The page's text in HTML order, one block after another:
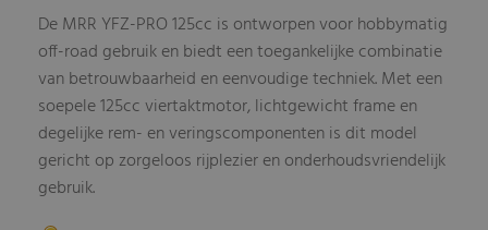
De MRR YFZ-PRO 125cc is ontworpen voor hobbymatig
off-road gebruik en biedt een toegankelijke combinatie
van betrouwbaarheid en eenvoudige techniek. Met een
soepele 125cc viertaktmotor, lichtgewicht frame en
degelijke rem- en veringscomponenten is dit model
gericht op zorgeloos rijplezier en onderhoudsvriendelijk
gebruik.